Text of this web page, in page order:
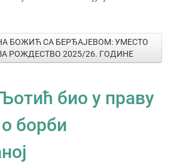
НА БОЖИЋ СА БЕРЂАЈЕВОМ: УМЕСТО
РОЖДЕСТВО 2025/26. ГОДИНЕ
био у праву
борби